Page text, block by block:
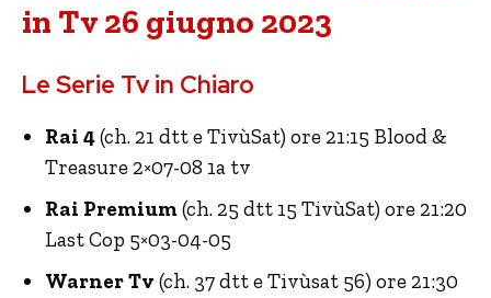
in Tv 26 giugno 2023
Le Serie Tv in Chiaro
Rai 4(ch. 21 dtt e TivùSat) ore 21:15 Blood &
Treasure 2×07-08 1a tv
Rai Premium(ch. 25 dtt 15 TivùSat) ore 21:20
Last Cop 5×03-04-05
Warner Tv (ch. 37 dtt e Tivùsat 56) ore 21:30